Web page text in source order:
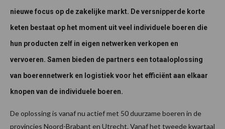
nieuwe focus op de zakelijke markt. De versnipperde korte
keten bestaat op het moment uit veel individuele boeren die
hun producten zelf in eigen netwerken verkopen en
vervoeren. Samen bieden de partners een totaaloplossing
van boerennetwerk en logistiek voor het efficiënt aan elkaar
knopen van de individuele boeren.
De oplossing is vanaf nu actief met 50 duurzame boeren in de
provincies Noord-Brabant en Utrecht. Vanaf het tweede kwartaal